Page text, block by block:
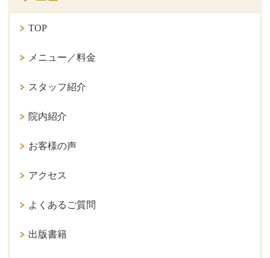
TOP
メニュー／料金
スタッフ紹介
院内紹介
お客様の声
アクセス
よくあるご質問
出版書籍